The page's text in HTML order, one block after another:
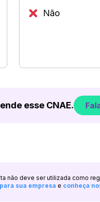
Não
esse CNAE.
não deve ser utilizada como
sua empresa e conheça